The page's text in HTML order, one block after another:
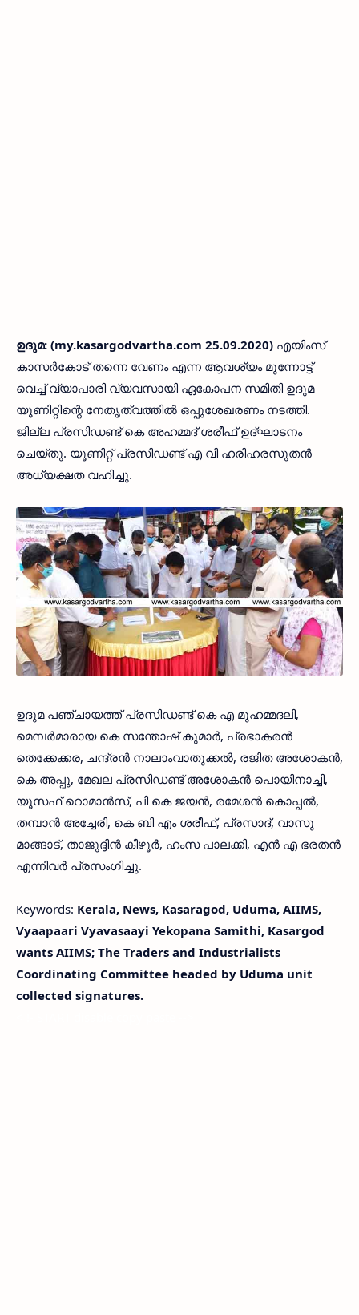
ഉദുമ: (my.kasargodvartha.com 25.09.2020) എയിംസ്
കാസർകോട് തന്നെ വേണം എന്ന ആവശ്യം മുന്നോട്ട്
വെച്ച് വ്യാപാരി വ്യവസായി ഏകോപന സമിതി ഉദുമ
യൂണിറ്റിന്റെ നേതൃത്വത്തിൽ ഒപ്പുശേഖരണം നടത്തി.
ജില്ല പ്രസിഡണ്ട് കെ അഹമ്മദ് ശരീഫ് ഉദ്ഘാടനം
ചെയ്തു. യൂണിറ്റ് പ്രസിഡണ്ട് എ വി ഹരിഹരസുതൻ
അധ്യക്ഷത വഹിച്ചു.
ഉദുമ പഞ്ചായത്ത്‌ പ്രസിഡണ്ട് കെ എ മുഹമ്മദലി,
മെമ്പർമാരായ കെ സന്തോഷ്‌ കുമാർ, പ്രഭാകരൻ
തെക്കേക്കര, ചന്ദ്രൻ നാലാംവാതുക്കൽ, രജിത അശോകൻ,
കെ അപ്പു, മേഖല പ്രസിഡണ്ട് അശോകൻ പൊയിനാച്ചി,
യൂസഫ് റൊമാൻസ്, പി കെ ജയൻ, രമേശൻ കൊപ്പൽ,
തമ്പാൻ അച്ചേരി, കെ ബി എം ശരീഫ്, പ്രസാദ്, വാസു
മാങ്ങാട്, താജുദ്ദിൻ കീഴൂർ, ഹംസ പാലക്കി, എൻ എ ഭരതൻ
എന്നിവർ പ്രസംഗിച്ചു.
Keywords: Kerala, News, Kasaragod, Uduma, AIIMS,
Vyaapaari Vyavasaayi Yekopana Samithi, Kasargod
wants AIIMS; The Traders and Industrialists
Coordinating Committee headed by Uduma unit
collected signatures.